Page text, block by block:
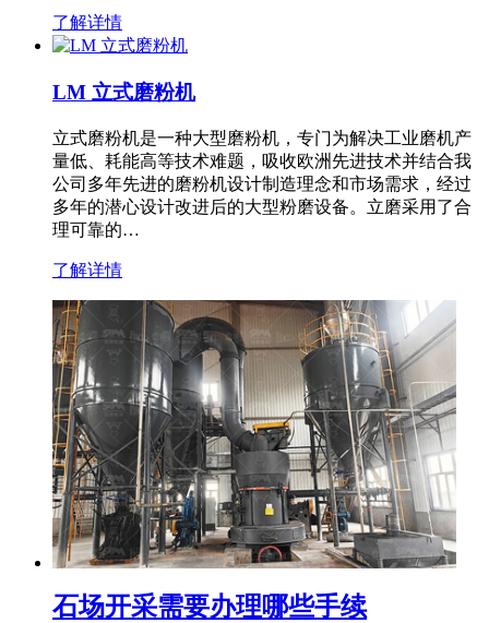
了解详情
LM 立式磨粉机
立式磨粉机是一种大型磨粉机，专门为解决工业磨机产
量低、耗能高等技术难题，吸收欧洲先进技术并结合我
公司多年先进的磨粉机设计制造理念和市场需求，经过
多年的潜心设计改进后的大型粉磨设备。立磨采用了合
理可靠的…
了解详情
石场开采需要办理哪些手续